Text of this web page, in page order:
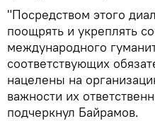
"Посредством этого
поощрять и укреплять
международного
соответствующих
нацелены на
важности их
подчеркнул Байрамов.